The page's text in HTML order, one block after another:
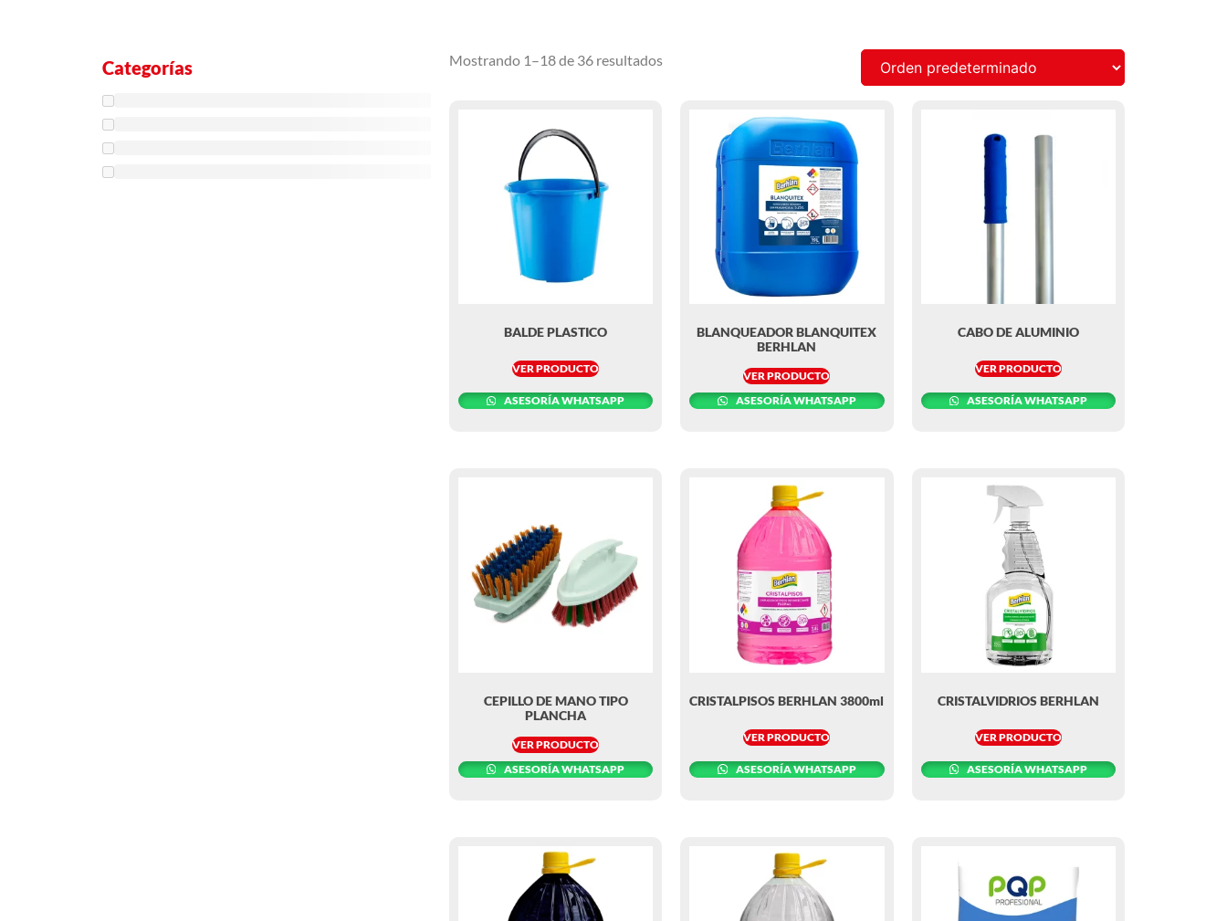
Categorías Mostrando 1–18 de 36 resultados
BALDE PLASTICO
VER PRODUCTO
ASESORÍA WHATSAPP
BLANQUEADOR BLANQUITEX
BERHLAN
VER PRODUCTO
ASESORÍA WHATSAPP
CABO DE ALUMINIO
VER PRODUCTO
ASESORÍA WHATSAPP
CEPILLO DE MANO TIPO
PLANCHA
VER PRODUCTO
ASESORÍA WHATSAPP
CRISTALPISOS BERHLAN 3800ml
VER PRODUCTO
ASESORÍA WHATSAPP
CRISTALVIDRIOS BERHLAN
VER PRODUCTO
ASESORÍA WHATSAPP